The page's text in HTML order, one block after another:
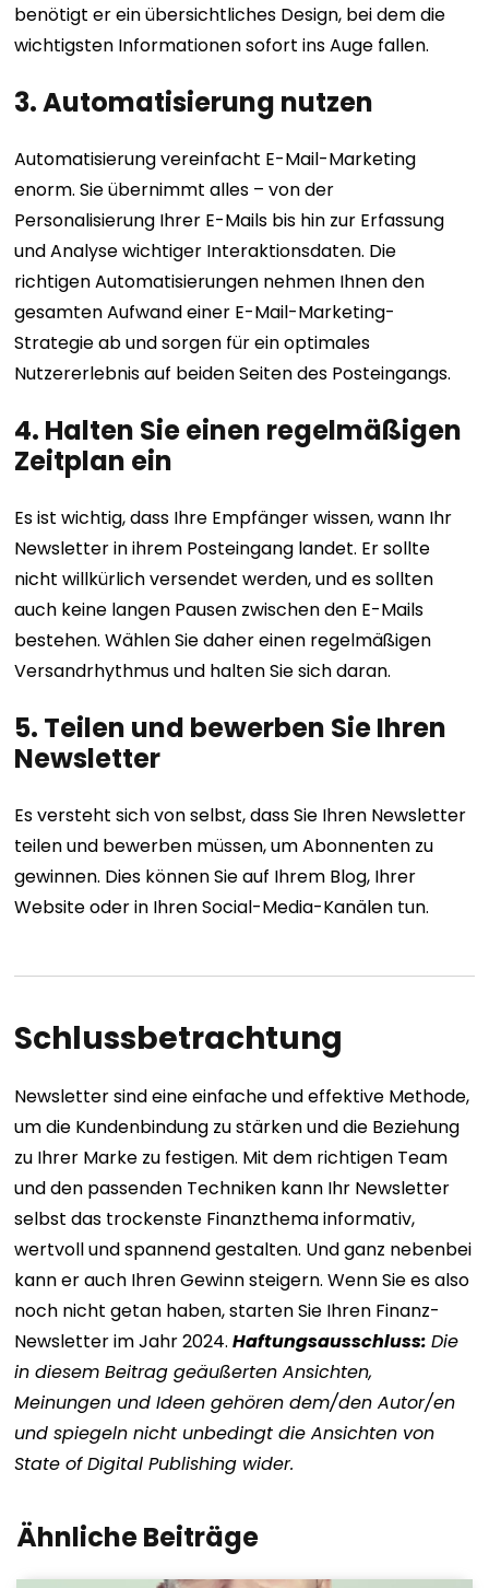
benötigt er ein übersichtliches Design, bei dem die
wichtigsten Informationen sofort ins Auge fallen.
3. Automatisierung nutzen
Automatisierung vereinfacht E-Mail-Marketing
enorm. Sie übernimmt alles – von der
Personalisierung Ihrer E-Mails bis hin zur Erfassung
und Analyse wichtiger Interaktionsdaten. Die
richtigen Automatisierungen nehmen Ihnen den
gesamten Aufwand einer E-Mail-Marketing-
Strategie ab und sorgen für ein optimales
Nutzererlebnis auf beiden Seiten des Posteingangs.
4. Halten Sie einen regelmäßigen
Zeitplan ein
Es ist wichtig, dass Ihre Empfänger wissen, wann Ihr
Newsletter in ihrem Posteingang landet. Er sollte
nicht willkürlich versendet werden, und es sollten
auch keine langen Pausen zwischen den E-Mails
bestehen. Wählen Sie daher einen regelmäßigen
Versandrhythmus und halten Sie sich daran.
5. Teilen und bewerben Sie Ihren
Newsletter
Es versteht sich von selbst, dass Sie Ihren Newsletter
teilen und bewerben müssen, um Abonnenten zu
gewinnen. Dies können Sie auf Ihrem Blog, Ihrer
Website oder in Ihren Social-Media-Kanälen tun.
Schlussbetrachtung
Newsletter sind eine einfache und effektive Methode,
um die Kundenbindung zu stärken und die Beziehung
zu Ihrer Marke zu festigen. Mit dem richtigen Team
und den passenden Techniken kann Ihr Newsletter
selbst das trockenste Finanzthema informativ,
wertvoll und spannend gestalten. Und ganz nebenbei
kann er auch Ihren Gewinn steigern. Wenn Sie es also
noch nicht getan haben, starten Sie Ihren Finanz-
Newsletter im Jahr 2024.Haftungsausschluss:Die
in diesem Beitrag geäußerten Ansichten,
Meinungen und Ideen gehören dem/den Autor/en
und spiegeln nicht unbedingt die Ansichten von
State of Digital Publishing wider.
Ähnliche Beiträge